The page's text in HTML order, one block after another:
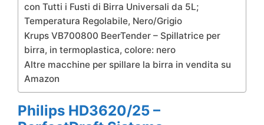
con Tutti i Fusti di Birra Universali da 5L;
Temperatura Regolabile, Nero/Grigio
Krups VB700800 BeerTender – Spillatrice per
birra, in termoplastica, colore: nero
Altre macchine per spillare la birra in vendita su
Amazon
Philips HD3620/25 –